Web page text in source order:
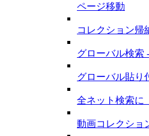
ページ移動
コレクション帰
グローバル検索
グローバル貼り
全ネット検索に
動画コレクショ